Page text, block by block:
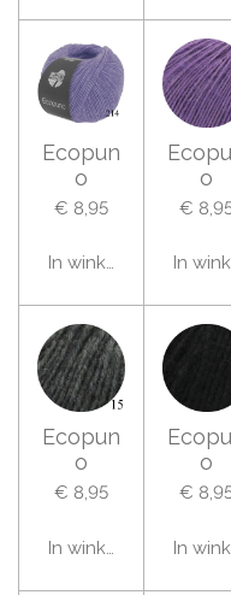
Ecopun
o
€ 8,95
In winkelwagen
o
€
In
Ecopun
o
€ 8,95
In winkelwagen
o
€
In